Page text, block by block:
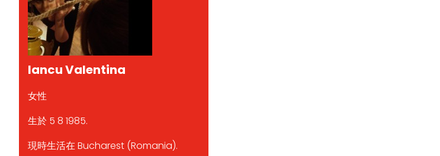
Iancu Valentina
女性
生於 5 8 1985.
現時生活在 Bucharest (Romania).